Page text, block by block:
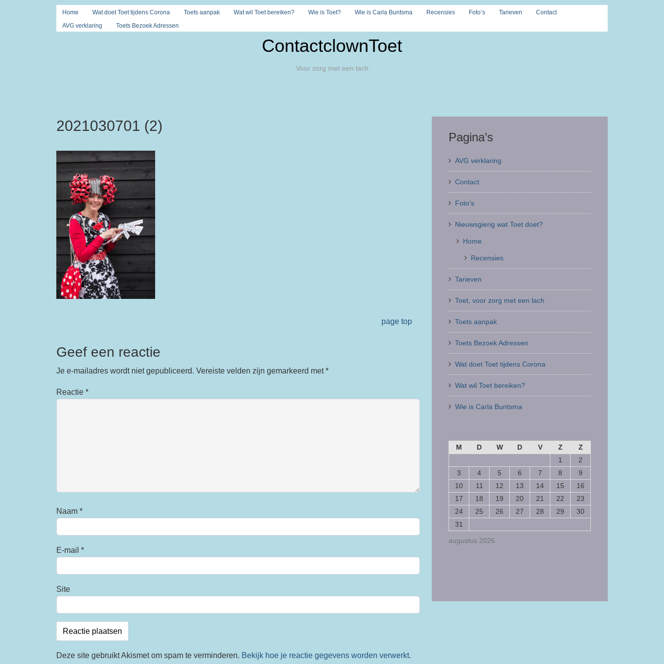
Home Wat doet Toet tijdens Corona Toets aanpak Wat wil Toet bereiken? Wie is Toet? Wie is Carla Buntsma Recensies Foto’s Tarieven
Contact
AVG verklaring
Toets Bezoek Adressen
ContactclownToet
Voor zorg met een lach
2021030701 (2)
page top
Geef een reactie
Je e-mailadres wordt niet gepubliceerd. Vereiste velden zijn gemarkeerd met*
Reactie *
Naam *
E-mail *
Site
Deze site gebruikt Akismet om spam te verminderen. Bekijk hoe je reactie gegevens worden verwerkt.
Pagina’s
AVG verklaring
Contact
Foto’s
Nieuwsgierig wat Toet doet?
Home
Recensies
Tarieven
Toet, voor zorg met een lach
Toets aanpak
Toets Bezoek Adressen
Wat doet Toet tijdens Corona
Wat wil Toet bereiken?
Wie is Carla Buntsma
augustus 2026
M D W D V Z
Z
1
2
3
4 5 6 7 8
9
10
11 12 13 14 15
16
17
18 19 20 21 22
23
24
25 26 27 28 29
30
31